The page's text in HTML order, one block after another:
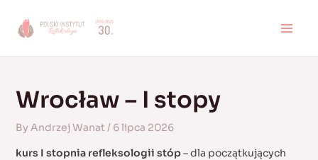
Wrocław – I stopy
By Andrzej Wanat/ 6 lipca 2026
kurs I stopnia refleksologii stóp– dla początkujących